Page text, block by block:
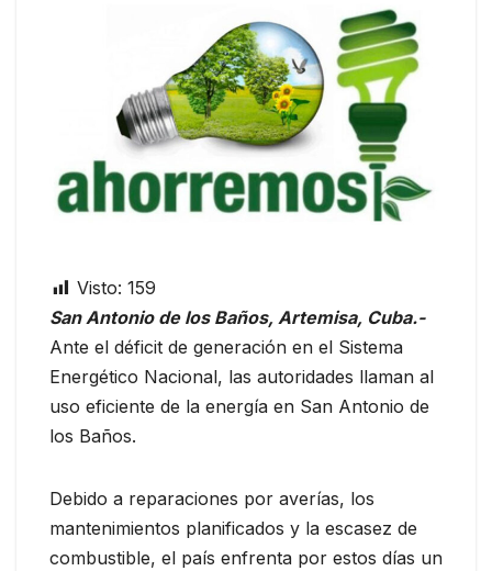
Visto: 159
San Antonio de los Baños, Artemisa, Cuba.-
Ante el déficit de generación en el Sistema
Energético Nacional, las autoridades llaman al
uso eficiente de la energía en San Antonio de
los Baños.
Debido a reparaciones por averías, los
mantenimientos planificados y la escasez de
combustible, el país enfrenta por estos días un